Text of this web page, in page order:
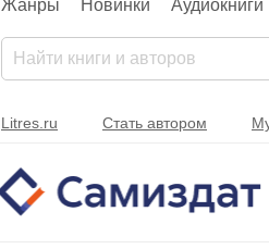
Жанры Новинки Аудиокниги
Litres.ru Стать автором